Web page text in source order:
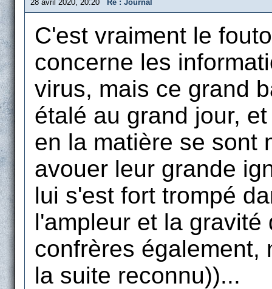
28 avril 2020, 20:20 Re : Journal
C'est vraiment le
concerne les
virus, mais ce grand
étalé au grand jour,
en la matière se sont
avouer leur grande
lui s'est fort trompé
l'ampleur et la
confrères également,
la suite reconnu))...